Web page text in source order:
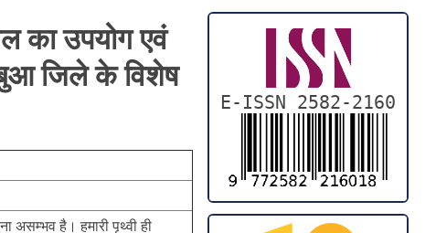
Publishing Conf. with IJFMR
Upcoming Conference(s) ↓
Conferences Published ↓
NSSFIGTMA-2025
का उपयोग एवं
जिले के विशेष
है। हमारी पृथ्वी ही
E-ISSN 2582-2160